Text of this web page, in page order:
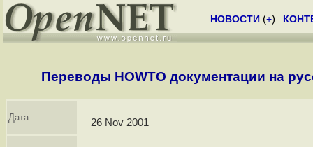
НОВОСТИ (+)
Переводы HOWTO документации на
Дата 26 Nov 2001